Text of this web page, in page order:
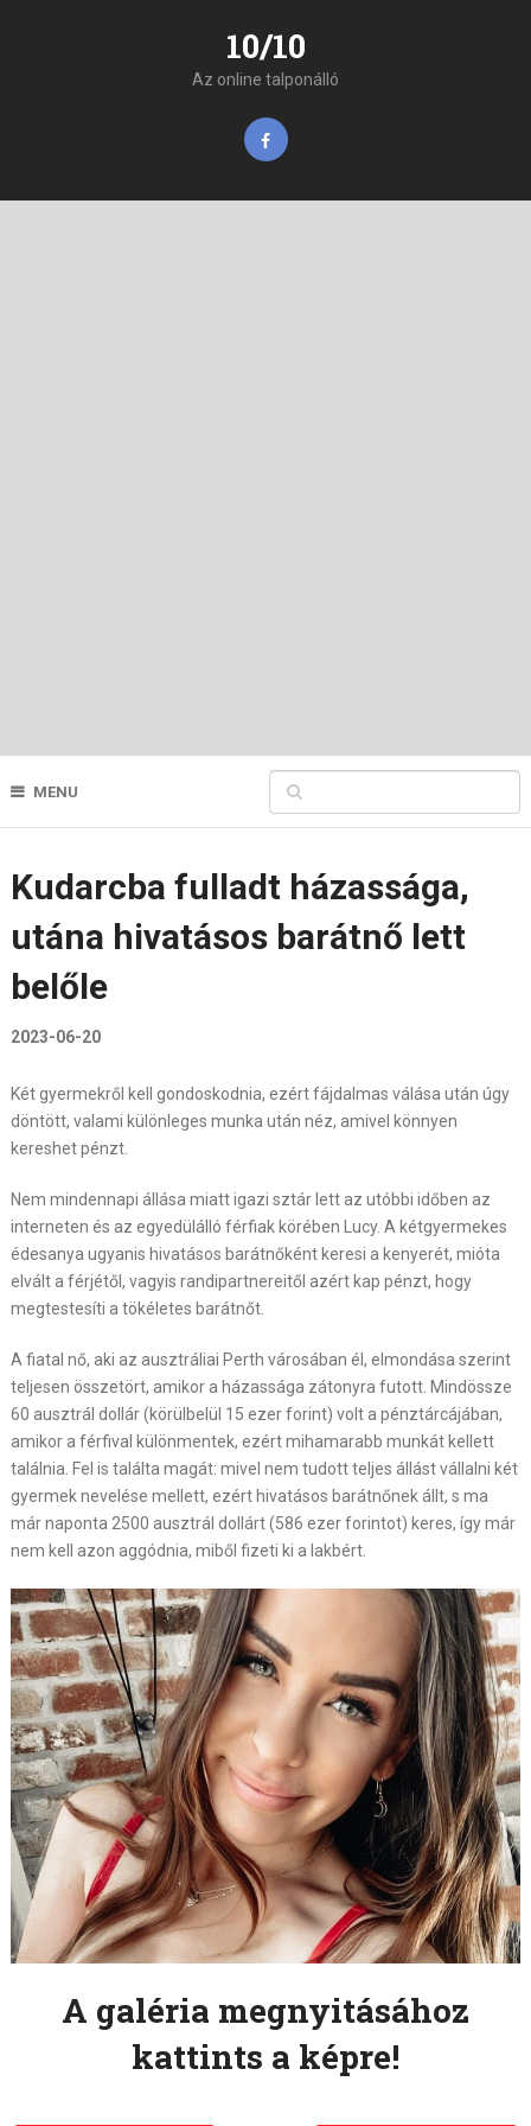
10/10
Az online talponálló
MENU
Kudarcba fulladt házassága,
utána hivatásos barátnő lett
belőle
2023-06-20
Két gyermekről kell gondoskodnia, ezért fájdalmas válása után úgy
döntött, valami különleges munka után néz, amivel könnyen
kereshet pénzt.
Nem mindennapi állása miatt igazi sztár lett az utóbbi időben az
interneten és az egyedülálló férfiak körében Lucy. A kétgyermekes
édesanya ugyanis hivatásos barátnőként keresi a kenyerét, mióta
elvált a férjétől, vagyis randipartnereitől azért kap pénzt, hogy
megtestesíti a tökéletes barátnőt.
A fiatal nő, aki az ausztráliai Perth városában él, elmondása szerint
teljesen összetört, amikor a házassága zátonyra futott. Mindössze
60 ausztrál dollár (körülbelül 15 ezer forint) volt a pénztárcájában,
amikor a férfival különmentek, ezért mihamarabb munkát kellett
találnia. Fel is találta magát: mivel nem tudott teljes állást vállalni két
gyermek nevelése mellett, ezért hivatásos barátnőnek állt, s ma
már naponta 2500 ausztrál dollárt (586 ezer forintot) keres, így már
nem kell azon aggódnia, miből fizeti ki a lakbért.
A galéria megnyitásához
kattints a képre!